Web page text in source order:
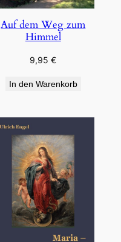
Auf dem Weg zum
Himmel
9,95€
In den Warenkorb